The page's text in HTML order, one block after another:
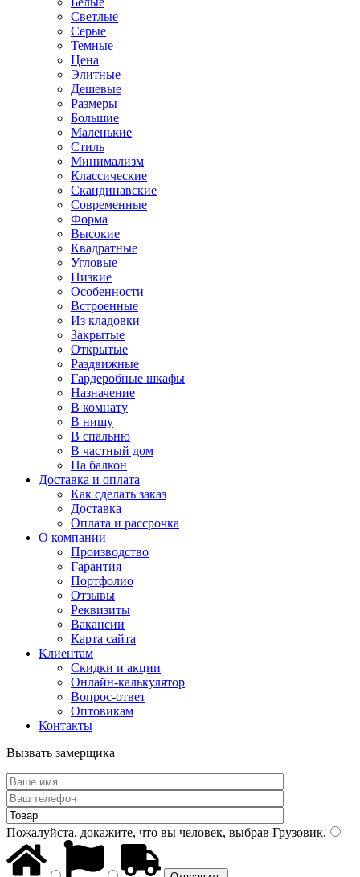
Светлые
Серые
Темные
Цена
Элитные
Дешевые
Размеры
Большие
Маленькие
Стиль
Минимализм
Классические
Скандинавские
Современные
Форма
Высокие
Квадратные
Угловые
Низкие
Особенности
Встроенные
Из кладовки
Закрытые
Открытые
Раздвижные
Гардеробные шкафы
Назначение
В комнату
В нишу
В спальню
В частный дом
На балкон
Доставка и оплата
Как сделать заказ
Доставка
Оплата и рассрочка
О компании
Производство
Гарантия
Портфолио
Отзывы
Реквизиты
Вакансии
Карта сайта
Клиентам
Скидки и акции
Онлайн-калькулятор
Вопрос-ответ
Оптовикам
Контакты
Вызвать замерщика
Пожалуйста, докажите, что вы человек, выбрав Грузовик.